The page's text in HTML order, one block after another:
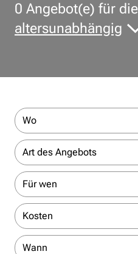
0 Angebot(e) für
altersunabhängig
Wo
Art des Angebots
Für wen
Kosten
Wann